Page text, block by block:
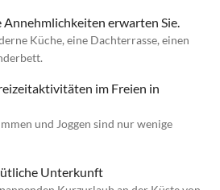
erwarten Sie.
Küche, eine Dachterrasse, einen
im Freien in
und Joggen sind nur wenige
Unterkunft